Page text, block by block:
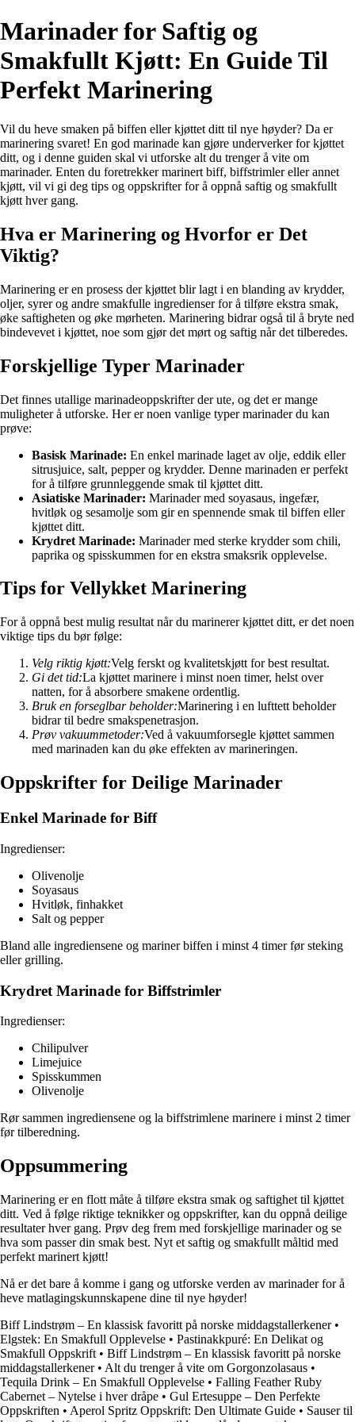
Marinader for Saftig og
Smakfullt Kjøtt: En Guide Til
Perfekt Marinering
Vil du heve smaken på biffen eller kjøttet ditt til nye høyder? Da er
marinering svaret! En god marinade kan gjøre underverker for kjøttet
ditt, og i denne guiden skal vi utforske alt du trenger å vite om
marinader. Enten du foretrekker marinert biff, biffstrimler eller annet
kjøtt, vil vi gi deg tips og oppskrifter for å oppnå saftig og smakfullt
kjøtt hver gang.
Hva er Marinering og Hvorfor er Det
Viktig?
Marinering er en prosess der kjøttet blir lagt i en blanding av krydder,
oljer, syrer og andre smakfulle ingredienser for å tilføre ekstra smak,
øke saftigheten og øke mørheten. Marinering bidrar også til å bryte ned
bindevevet i kjøttet, noe som gjør det mørt og saftig når det tilberedes.
Forskjellige Typer Marinader
Det finnes utallige marinadeoppskrifter der ute, og det er mange
muligheter å utforske. Her er noen vanlige typer marinader du kan
prøve:
Basisk Marinade: En enkel marinade laget av olje, eddik eller
sitrusjuice, salt, pepper og krydder. Denne marinaden er perfekt
for å tilføre grunnleggende smak til kjøttet ditt.
Asiatiske Marinader: Marinader med soyasaus, ingefær,
hvitløk og sesamolje som gir en spennende smak til biffen eller
kjøttet ditt.
Krydret Marinade: Marinader med sterke krydder som chili,
paprika og spisskummen for en ekstra smaksrik opplevelse.
Tips for Vellykket Marinering
For å oppnå best mulig resultat når du marinerer kjøttet ditt, er det noen
viktige tips du bør følge:
Velg riktig kjøtt:Velg ferskt og kvalitetskjøtt for best resultat.
Gi det tid:La kjøttet marinere i minst noen timer, helst over
natten, for å absorbere smakene ordentlig.
Bruk en forseglbar beholder:Marinering i en lufttett beholder
bidrar til bedre smakspenetrasjon.
Prøv vakuummetoder:Ved å vakuumforsegle kjøttet sammen
med marinaden kan du øke effekten av marineringen.
Oppskrifter for Deilige Marinader
Enkel Marinade for Biff
Ingredienser:
Olivenolje
Soyasaus
Hvitløk, finhakket
Salt og pepper
Bland alle ingrediensene og mariner biffen i minst 4 timer før steking
eller grilling.
Krydret Marinade for Biffstrimler
Ingredienser:
Chilipulver
Limejuice
Spisskummen
Olivenolje
Rør sammen ingrediensene og la biffstrimlene marinere i minst 2 timer
før tilberedning.
Oppsummering
Marinering er en flott måte å tilføre ekstra smak og saftighet til kjøttet
ditt. Ved å følge riktige teknikker og oppskrifter, kan du oppnå deilige
resultater hver gang. Prøv deg frem med forskjellige marinader og se
hva som passer din smak best. Nyt et saftig og smakfullt måltid med
perfekt marinert kjøtt!
Nå er det bare å komme i gang og utforske verden av marinader for å
heve matlagingskunnskapene dine til nye høyder!
Biff Lindstrøm – En klassisk favoritt på norske middagstallerkener•
Elgstek: En Smakfull Opplevelse • Pastinakkpuré: En Delikat og
Smakfull Oppskrift • Biff Lindstrøm – En klassisk favoritt på norske
middagstallerkener• Alt du trenger å vite om Gorgonzolasaus •
Tequila Drink – En Smakfull Opplevelse • Falling Feather Ruby
Cabernet – Nytelse i hver dråpe • Gul Ertesuppe – Den Perfekte
Oppskriften • Aperol Spritz Oppskrift: Den Ultimate Guide • Sauser til